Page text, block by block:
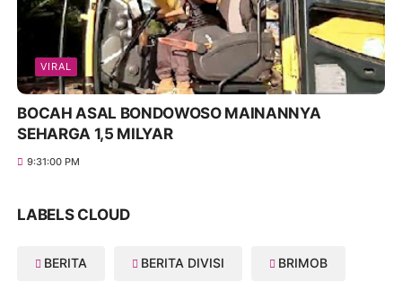
VIRAL
BOCAH ASAL BONDOWOSO MAINANNYA
SEHARGA 1,5 MILYAR
9:31:00 PM
LABELS CLOUD
BERITA BERITA DIVISI BRIMOB